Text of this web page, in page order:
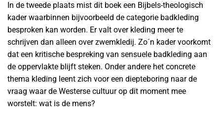
In de tweede plaats mist dit boek een Bijbels-theologisch
kader waarbinnen bijvoorbeeld de categorie badkleding
besproken kan worden. Er valt over kleding meer te
schrijven dan alleen over zwemkledij. Zo´n kader voorkomt
dat een kritische bespreking van sensuele badkleding aan
de oppervlakte blijft steken. Onder andere het concrete
thema kleding leent zich voor een diepteboring naar de
vraag waar de Westerse cultuur op dit moment mee
worstelt: wat is de mens?